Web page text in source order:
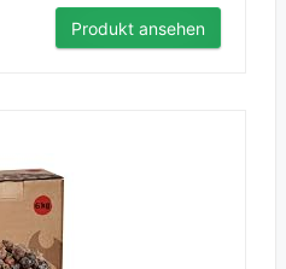
Produkt ansehen